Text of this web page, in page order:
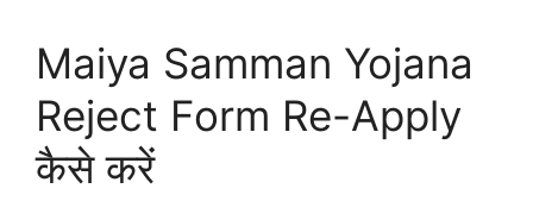
Maiya Samman Yojana
Reject Form Re-Apply
कैसे करें